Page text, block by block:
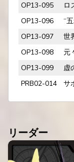
OP13-095
ロ
OP13-096
“
OP13-097
世
OP13-098
元
OP13-099
虚
PRB02-014
サ
リーダー